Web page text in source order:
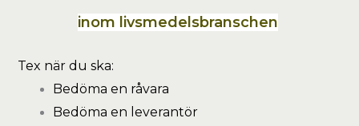
inom livsmedelsbranschen
Tex när du ska:
Bedöma en råvara
Bedöma en leverantör